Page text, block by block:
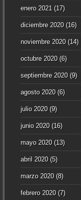
enero 2021 (17)
diciembre 2020(16)
noviembre 2020(14)
octubre 2020(6)
septiembre 2020(9)
agosto 2020(6)
julio 2020(9)
junio 2020(16)
mayo 2020(13)
abril 2020(5)
marzo 2020(8)
febrero 2020(7)